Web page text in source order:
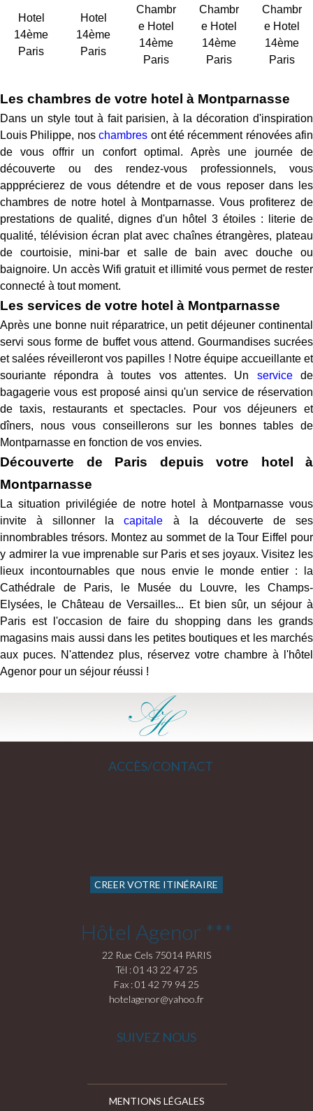
Hotel
14ème
Paris
Hotel
14ème
Paris
Chambr
e Hotel
14ème
Paris
Chambr
e Hotel
14ème
Paris
Chambr
e Hotel
14ème
Paris
Les chambres de votre hotel à Montparnasse
Dans un style tout à fait parisien, à la décoration d'inspiration
Louis Philippe, noschambres ont été récemment rénovées afin
de vous offrir un confort optimal. Après une journée de
découverte ou des rendez-vous professionnels, vous
appprécierez de vous détendre et de vous reposer dans les
chambres de notre hotel à Montparnasse. Vous profiterez de
prestations de qualité, dignes d'un hôtel 3 étoiles : literie de
qualité, télévision écran plat avec chaînes étrangères, plateau
de courtoisie, mini-bar et salle de bain avec douche ou
baignoire. Un accès Wifi gratuit et illimité vous permet de rester
connecté à tout moment.
Les services de votre hotel à Montparnasse
Après une bonne nuit réparatrice, un petit déjeuner continental
servi sous forme de buffet vous attend. Gourmandises sucrées
et salées réveilleront vos papilles ! Notre équipe accueillante et
souriante répondra à toutes vos attentes. Un servicede
bagagerie vous est proposé ainsi qu'un service de réservation
de taxis, restaurants et spectacles. Pour vos déjeuners et
dîners, nous vous conseillerons sur les bonnes tables de
Montparnasse en fonction de vos envies.
Découverte de Paris depuis votre hotel à
Montparnasse
La situation privilégiée de notre hotel à Montparnasse vous
invite à sillonner lacapitale à la découverte de ses
innombrables trésors. Montez au sommet de la Tour Eiffel pour
y admirer la vue imprenable sur Paris et ses joyaux. Visitez les
lieux incontournables que nous envie le monde entier : la
Cathédrale de Paris, le Musée du Louvre, les Champs-
Elysées, le Château de Versailles... Et bien sûr, un séjour à
Paris est l'occasion de faire du shopping dans les grands
magasins mais aussi dans les petites boutiques et les marchés
aux puces. N'attendez plus, réservez votre chambre à l'hôtel
Agenor pour un séjour réussi !
ACCÈS/CONTACT
CREER VOTRE ITINÉRAIRE
Hôtel Agenor ***
22 Rue Cels 75014 PARIS
Tél : 01 43 22 47 25
Fax : 01 42 79 94 25
hotelagenor@yahoo.fr
SUIVEZ NOUS
MENTIONS LÉGALES